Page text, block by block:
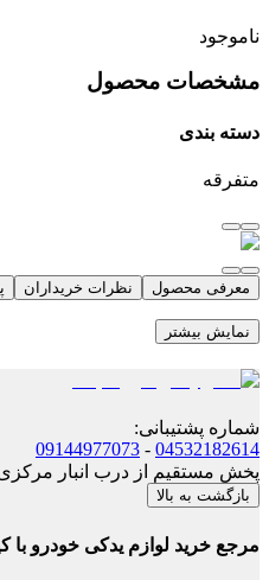
ناموجود
مشخصات محصول
دسته بندی
متفرقه
معرفی محصول نظرات خریداران
نمایش بیشتر
شماره پشتیبانی:
04532182614
-
09144977073
پخش مستقیم از درب انبار
بازگشت به بالا
مرجع خرید لوازم یدکی خودرو